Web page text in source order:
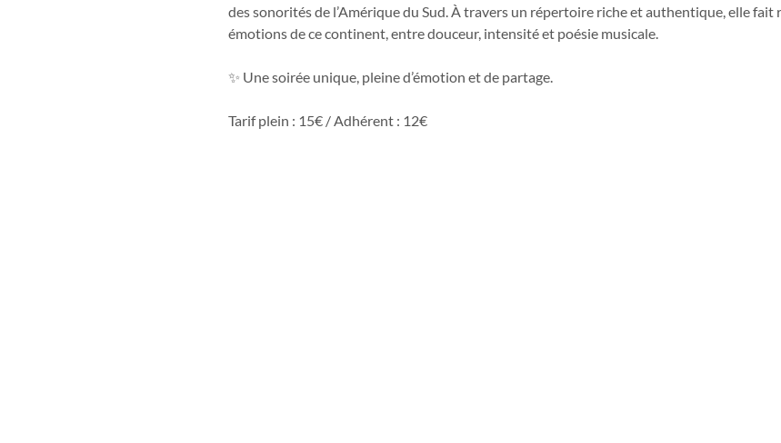
des sonorités de l’Amérique du Sud. À travers un répertoire riche et authentique, elle fait
émotions de ce continent, entre douceur, intensité et poésie musicale.
✨ Une soirée unique, pleine d’émotion et de partage.
Tarif plein : 15€ / Adhérent : 12€